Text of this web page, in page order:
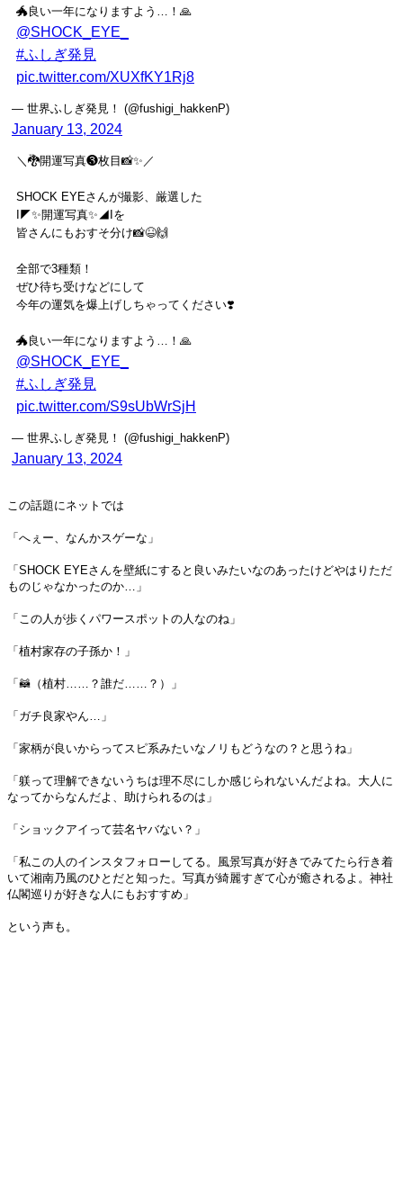
🐲良い一年になりますよう…！🙏
@SHOCK_EYE_
#ふしぎ発見
pic.twitter.com/XUXfKY1Rj8
— 世界ふしぎ発見！ (@fushigi_hakkenP)
January 13, 2024
＼🐉開運写真❸枚目📸✨／
SHOCK EYEさんが撮影、厳選した
I◤✨開運写真✨◢Iを
皆さんにもおすそ分け📸😆🙌
全部で3種類！
ぜひ待ち受けなどにして
今年の運気を爆上げしちゃってください❣️
🐲良い一年になりますよう…！🙏
@SHOCK_EYE_
#ふしぎ発見
pic.twitter.com/S9sUbWrSjH
— 世界ふしぎ発見！ (@fushigi_hakkenP)
January 13, 2024
この話題にネットでは
「へぇー、なんかスゲーな」
「SHOCK EYEさんを壁紙にすると良いみたいなのあったけどやはりただ
ものじゃなかったのか…」
「この人が歩くパワースポットの人なのね」
「植村家存の子孫か！」
「🦝（植村……？誰だ……？）」
「ガチ良家やん…」
「家柄が良いからってスピ系みたいなノリもどうなの？と思うね」
「躾って理解できないうちは理不尽にしか感じられないんだよね。大人に
なってからなんだよ、助けられるのは」
「ショックアイって芸名ヤバない？」
「私この人のインスタフォローしてる。風景写真が好きでみてたら行き着
いて湘南乃風のひとだと知った。写真が綺麗すぎて心が癒されるよ。神社
仏閣巡りが好きな人にもおすすめ」
という声も。